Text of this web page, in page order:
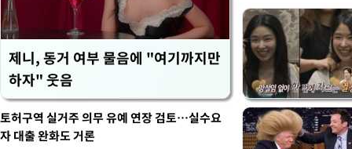
제니, 동거 여부 물음에 "여기까지만
하자" 웃음
토허구역 실거주 의무 유예 연장 검토…실수요
자 대출 완화도 거론